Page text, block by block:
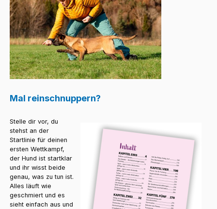
Mal reinschnuppern?
Stelle dir vor, du
stehst an der
Startlinie für deinen
ersten Wettkampf,
der Hund ist startklar
und ihr wisst beide
genau, was zu tun ist.
Alles läuft wie
geschmiert und es
sieht einfach aus und